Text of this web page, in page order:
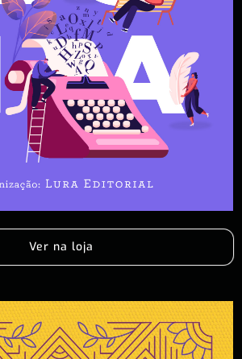
Ver na loja